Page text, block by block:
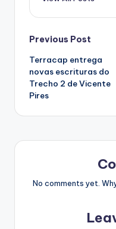
Post
navigation
Previous Post
Terracap entrega
novas escrituras do
Trecho 2 de Vicente
Pires
No comments yet.